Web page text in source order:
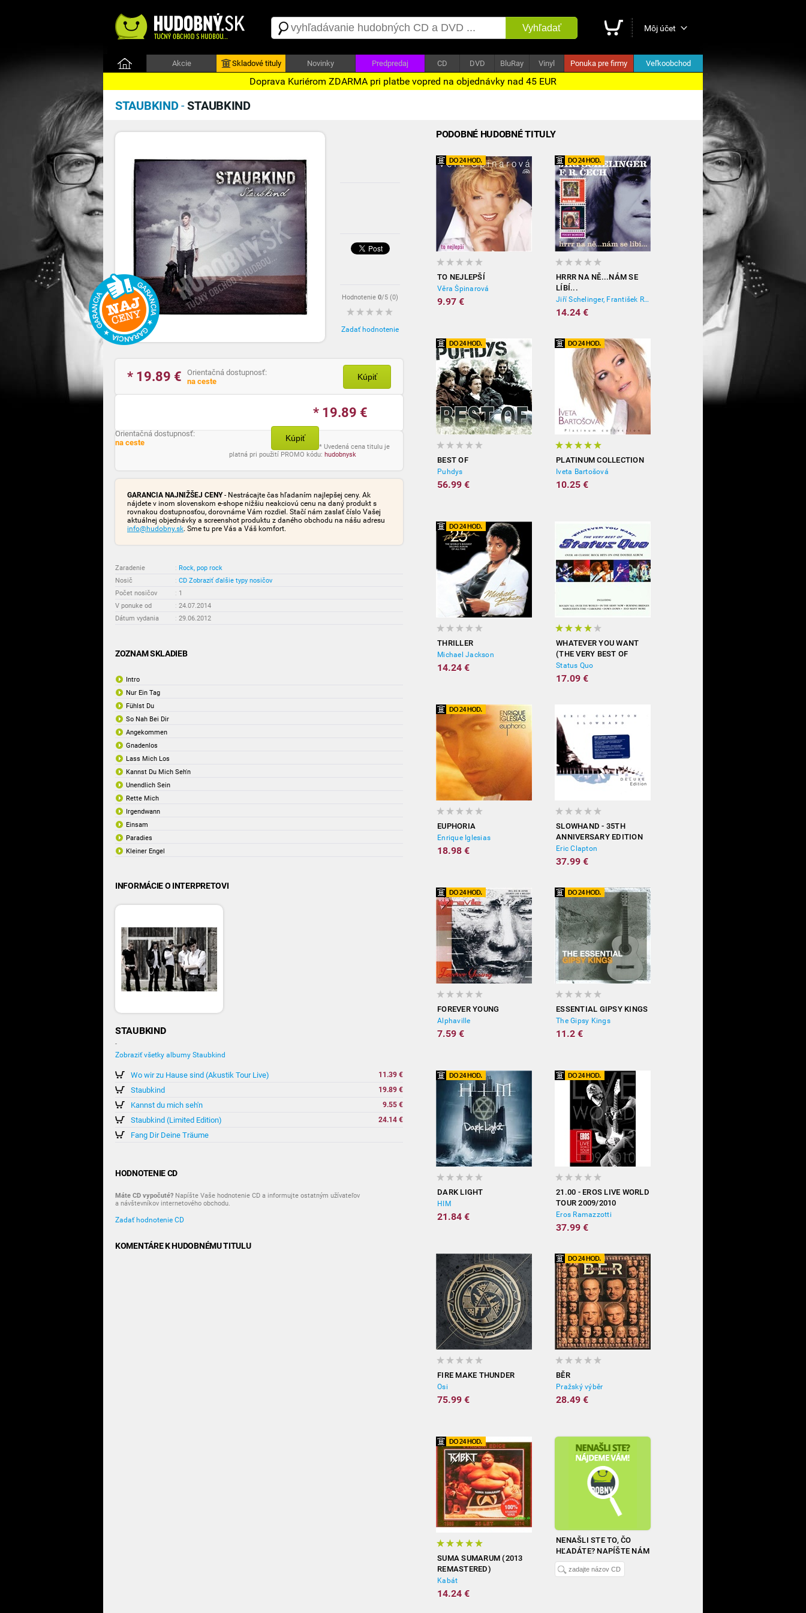
Vyhľadať Môj účet
Akcie Skladové tituly Novinky Predpredaj CD DVD BluRay Vinyl Ponuka pre firmy Veľkoobchod
Doprava Kuriérom ZDARMA pri platbe vopred na objednávky nad 45 EUR
STAUBKIND-STAUBKIND
Hodnotenie 0/5 (0)
Zadať hodnotenie
* 19.89 €
Orientačná dostupnosť:
na ceste
Kúpiť
* 19.89 €
Orientačná dostupnosť:
na ceste
Kúpiť
* Uvedená cena titulu je
platná pri použití PROMO kódu: hudobnysk
GARANCIA NAJNIŽŠEJ CENY- Nestrácajte čas hľadaním najlepšej ceny. Ak
nájdete v inom slovenskom e-shope nižšiu neakciovú cenu na daný produkt s
rovnakou dostupnosťou, dorovnáme Vám rozdiel. Stačí nám zaslať číslo Vašej
aktuálnej objednávky a screenshot produktu z daného obchodu na nášu adresu
info@hudobny.sk. Sme tu pre Vás a Váš komfort.
Zaradenie : Rock, pop rock
Nosič
: CD Zobraziť ďalšie typy nosičov
Počet nosičov
: 1
V ponuke od
: 24.07.2014
Dátum vydania
: 29.06.2012
ZOZNAM SKLADIEB
Intro
Nur Ein Tag
Fühlst Du
So Nah Bei Dir
Angekommen
Gnadenlos
Lass Mich Los
Kannst Du Mich Seh'n
Unendlich Sein
Rette Mich
Irgendwann
Einsam
Paradies
Kleiner Engel
INFORMÁCIE O INTERPRETOVI
STAUBKIND
-
Zobraziť všetky albumy Staubkind
Wo wir zu Hause sind (Akustik Tour Live) 11.39 €
Staubkind 19.89 €
Kannst du mich seh'n 9.55 €
Staubkind (Limited Edition) 24.14 €
Fang Dir Deine Träume
HODNOTENIE CD
Máte CD vypočuté? Napíšte Vaše hodnotenie CD a informujte ostatným užívateľov
a návštevníkov internetového obchodu.
Zadať hodnotenie CD
KOMENTÁRE K HUDOBNÉMU TITULU
PODOBNÉ HUDOBNÉ TITULY
TO NEJLEPŠÍ
Věra Špinarová
9.97 €
HRRR NA NĚ...NÁM SE
LÍBÍ...
Jiří Schelinger, František Ringo Čech
14.24 €
BEST OF
Puhdys
56.99 €
PLATINUM COLLECTION
Iveta Bartošová
10.25 €
THRILLER
Michael Jackson
14.24 €
WHATEVER YOU WANT
(THE VERY BEST OF
STATUS QUO)
Status Quo
17.09 €
EUPHORIA
Enrique Iglesias
18.98 €
SLOWHAND - 35TH
ANNIVERSARY EDITION
(DELUXE)
Eric Clapton
37.99 €
FOREVER YOUNG
Alphaville
7.59 €
ESSENTIAL GIPSY KINGS
The Gipsy Kings
11.2 €
DARK LIGHT
HIM
21.84 €
21.00 - EROS LIVE WORLD
TOUR 2009/2010
Eros Ramazzotti
37.99 €
FIRE MAKE THUNDER
Osi
75.99 €
BĚR
Pražský výběr
28.49 €
SUMA SUMARUM (2013
REMASTERED)
Kabát
14.24 €
NENAŠLI STE TO, ČO
HĽADÁTE? NAPÍŠTE NÁM